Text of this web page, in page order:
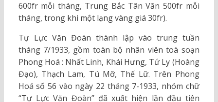
600fr mỗi tháng, Trung Bắc Tân Văn 500fr mỗi
tháng, trong khi một lạng vàng giá 30fr).
Tự Lực Văn Đoàn thành lập vào trung tuần
tháng 7/1933, gồm toàn bộ nhân viên toà soạn
Phong Hoá : Nhất Linh, Khái Hưng, Tứ Ly (Hoàng
Đạo), Thạch Lam, Tú Mỡ, Thế Lữ. Trên Phong
Hoá số 56 vào ngày 22 tháng 7-1933, nhóm chữ
“Tự Lực Văn Đoàn” đã xuất hiện lần đầu tiên